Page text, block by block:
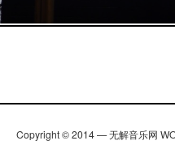
Copyright © 2014 — 无解音乐网